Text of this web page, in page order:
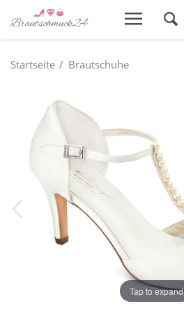
Startseite Brautschuhe
Tap to expand